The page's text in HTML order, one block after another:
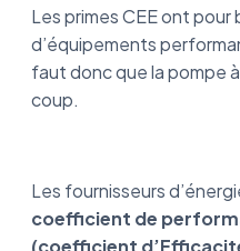
Les primes CEE ont pour
d’équipements
faut donc que la pompe
coup.
Les fournisseurs
coefficient de
(coefficient